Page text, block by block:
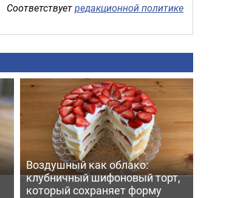
Соответствуетредакционной политике
Воздушный как облако:
клубничный шифоновый торт,
который сохраняет форму